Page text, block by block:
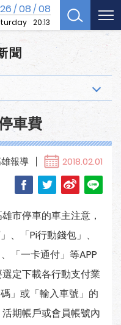
/08/08
20:13
聞
車費
報導 2018.02.01
市停車的車主注意，
、「Pi行動錢包」、
「一卡通付」等APP
定下載各行動支付業
」或「輸入車號」的
期帳戶或會員帳號內